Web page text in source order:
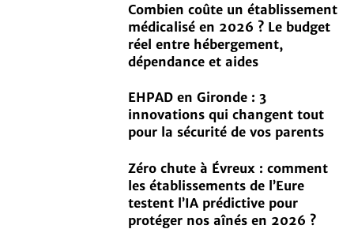
Combien coûte un établissement
médicalisé en 2026 ? Le budget
réel entre hébergement,
dépendance et aides
EHPAD en Gironde : 3
innovations qui changent tout
pour la sécurité de vos parents
Zéro chute à Évreux : comment
les établissements de l’Eure
testent l’IA prédictive pour
protéger nos aînés en 2026 ?